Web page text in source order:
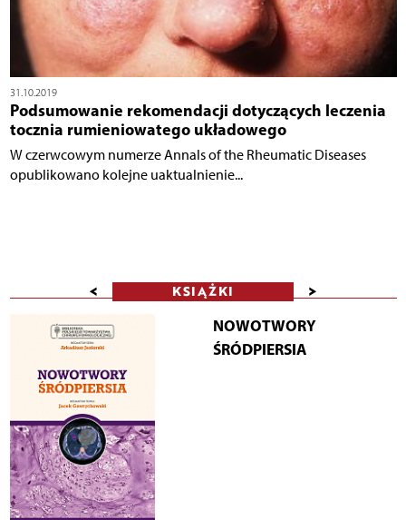
31.10.2019
Podsumowanie rekomendacji dotyczących leczenia
tocznia rumieniowatego układowego
W czerwcowym numerze Annals of the Rheumatic Diseases
opublikowano kolejne uaktualnienie...
< KSIĄŻKI >
NOWOTWORY
ŚRÓDPIERSIA